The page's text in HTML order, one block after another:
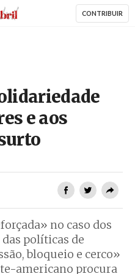
AbrilAbril CONTRIBUIR
e aos
no caso dos
políticas de
bloqueio e cerco»
americano procura